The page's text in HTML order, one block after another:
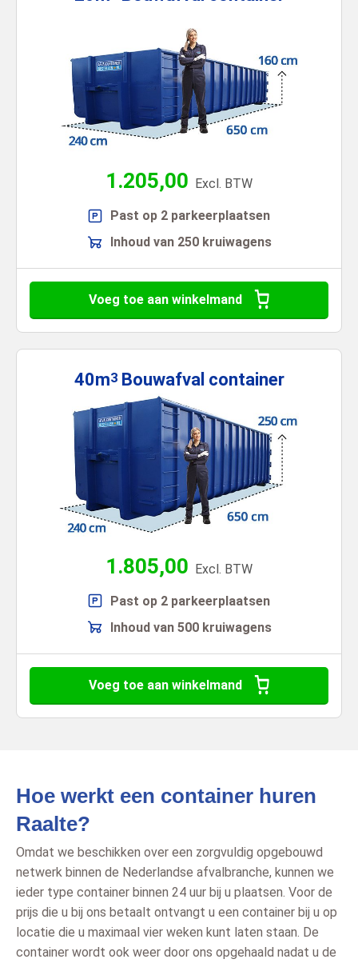
1.205,00 Excl. BTW
Past op 2 parkeerplaatsen
Inhoud van 250 kruiwagens
Voeg toe aan winkelmand
40m3 Bouwafval container
1.805,00 Excl. BTW
Past op 2 parkeerplaatsen
Inhoud van 500 kruiwagens
Voeg toe aan winkelmand
Hoe werkt een container huren
Raalte?
Omdat we beschikken over een zorgvuldig opgebouwd
netwerk binnen de Nederlandse afvalbranche, kunnen we
ieder type container binnen 24 uur bij u plaatsen. Voor de
prijs die u bij ons betaalt ontvangt u een container bij u op
locatie die u maximaal vier weken kunt laten staan. De
container wordt ook weer door ons opgehaald nadat u de